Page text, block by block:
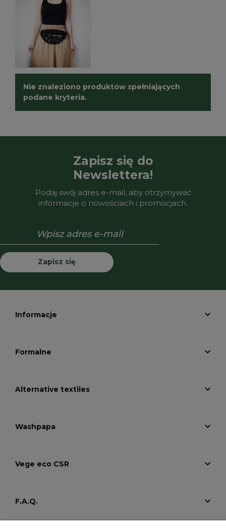
Nie znaleziono produktów spełniających
podane kryteria.
Zapisz się do
Newslettera!
Podaj swój adres e-mail, aby otrzymywać
informacje o nowościach i promocjach.
Zapisz się
Informacje
Formalne
Alternative textiles
Washpapa
Vege eco CSR
F.A.Q.